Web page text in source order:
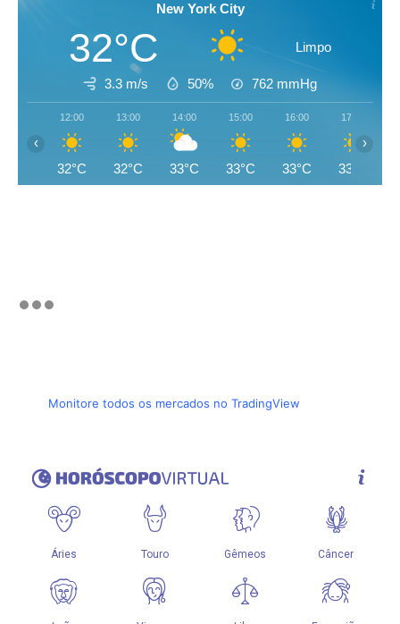
New York City
32°C Limpo
3.3 m/s 50% 762 mmHg
12:00
32°C
13:00
32°C
14:00
33°C
15:00
33°C
16:00
33°C
17:00
33°C
‹ ›
Monitore todos os mercados no TradingView